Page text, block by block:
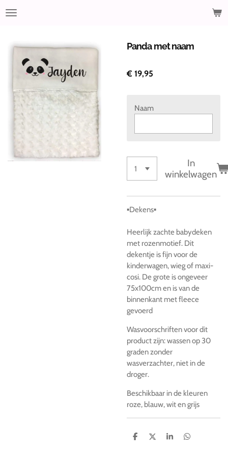
Ga
de
Panda met naam
€ 19,95
Naam
In
winkelwagen
▪️Dekens▪️
Heerlijk zachte babydeken
met rozenmotief. Dit
dekentje is fijn voor de
kinderwagen, wieg of maxi-
cosi. De grote is ongeveer
75x100cm en is van de
binnenkant met fleece
gevoerd
Wasvoorschriften voor dit
product zijn: wassen op 30
graden zonder
wasverzachter, niet in de
droger.
Beschikbaar in de kleuren
roze, blauw, wit en grijs
D
D
S
D